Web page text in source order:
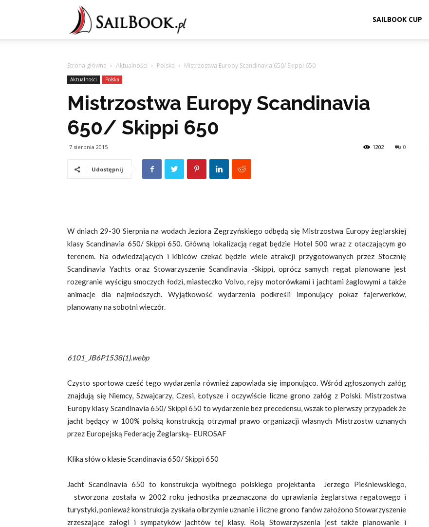
SAILBOOK CUP
Strona główna Aktualności Polska Mistrzostwa Europy Scandinavia 650/ Skippi 650
Aktualności Polska
Mistrzostwa Europy Scandinavia
650/ Skippi 650
7 sierpnia 2015 0
1202
Udostępnij
W dniach 29-30 Sierpnia na wodach Jeziora Zegrzyńskiego odbędą się Mistrzostwa Europy żeglarskiej
klasy Scandinavia 650/ Skippi 650. Główną lokalizacją regat będzie Hotel 500 wraz z otaczającym go
terenem. Na odwiedzających i kibiców czekać będzie wiele atrakcji przygotowanych przez Stocznię
Scandinavia Yachts oraz Stowarzyszenie Scandinavia -Skippi, oprócz samych regat planowane jest
rozegranie wyścigu smoczych łodzi, miasteczko Volvo, rejsy motorówkami i jachtami żaglowymi a także
animacje dla najmłodszych. Wyjątkowość wydarzenia podkreśli imponujący pokaz fajerwerków,
planowany na sobotni wieczór.
6101_JB6P1538(1).webp
Czysto sportowa cześć tego wydarzenia również zapowiada się imponująco. Wśród zgłoszonych załóg
znajdują się Niemcy, Szwajcarzy, Czesi, Łotysze i oczywiście liczne grono załóg z Polski. Mistrzostwa
Europy klasy Scandinavia 650/ Skippi 650 to wydarzenie bez precedensu, wszak to pierwszy przypadek że
jacht będący w 100% polską konstrukcją otrzymał prawo organizacji własnych Mistrzostw uznanych
przez Europejską Federację Żeglarską- EUROSAF
Klika słów o klasie Scandinavia 650/ Skippi 650
Jacht Scandinavia 650 to konstrukcja wybitnego polskiego projektanta Jerzego Pieśniewskiego,
stworzona została w 2002 roku jednostka przeznaczona do uprawiania żeglarstwa regatowego i
turystyki, ponieważ konstrukcja zyskała olbrzymie uznanie i liczne grono fanów założono Stowarzyszenie
zrzeszające załogi i sympatyków jachtów tej klasy. Rolą Stowarzyszenia jest także planowanie i